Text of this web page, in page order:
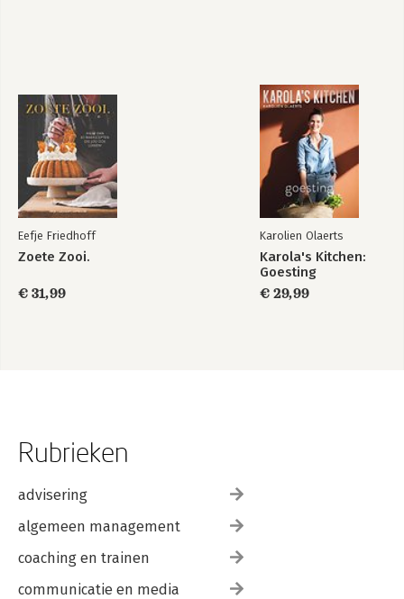
Eefje Friedhoff
Zoete Zooi.
€ 31,99
Karolien Olaerts
Karola's Kitchen:
Goesting
€ 29,99
Rubrieken
advisering
algemeen management
coaching en trainen
communicatie en media